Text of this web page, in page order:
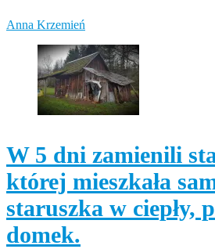
Anna Krzemień
W 5 dni zamienili
której mieszkała
staruszka w ciepły,
domek.